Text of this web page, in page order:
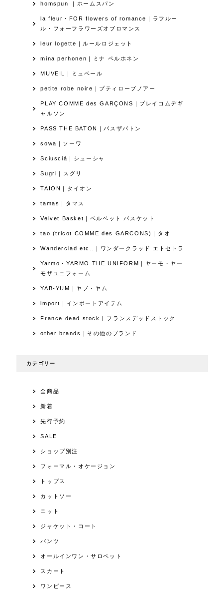
homspun ｜ホームスパン
la fleur・FOR flowers of romance｜ラフルー
ル・フォーフラワーズオブロマンス
leur logette｜ルールロジェット
mina perhonen｜ミナ ペルホネン
MUVEIL｜ミュベール
petite robe noire｜プティローブノアー
PLAY COMME des GARÇONS｜プレイコムデギ
ャルソン
PASS THE BATON｜パスザバトン
sowa｜ソーワ
Sciuscià｜シューシャ
Sugri｜スグリ
TAION｜タイオン
tamas｜タマス
Velvet Basket｜ベルベット バスケット
tao (tricot COMME des GARCONS)｜タオ
Wanderclad etc..｜ワンダークラッド エトセトラ
Yarmo・YARMO THE UNIFORM｜ヤーモ・ヤー
モザユニフォーム
YAB-YUM｜ヤブ・ヤム
import｜インポートアイテム
France dead stock | フランスデッドストック
other brands｜その他のブランド
カテゴリー
全商品
新着
先行予約
SALE
ショップ別注
フォーマル・オケージョン
トップス
カットソー
ニット
ジャケット・コート
パンツ
オールインワン・サロペット
スカート
ワンピース